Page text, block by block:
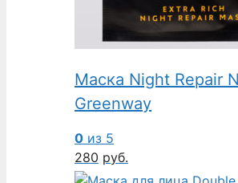
Маска Night Repair
Greenway
0 из 5
280 руб.